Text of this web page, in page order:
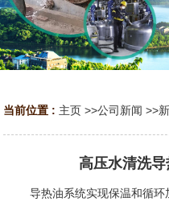
当前位置 : 主页 >>公司新闻 >>
高压水清洗
导热油系统实现保温和循